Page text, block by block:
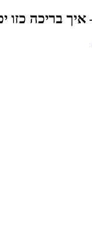
בריכה כזו